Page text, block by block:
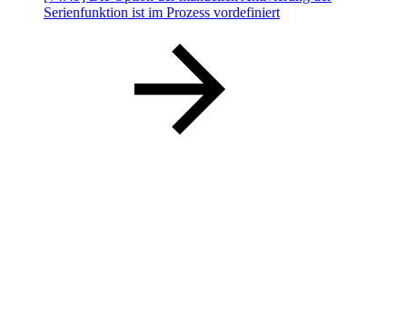
Serienfunktion ist im Prozess vordefiniert